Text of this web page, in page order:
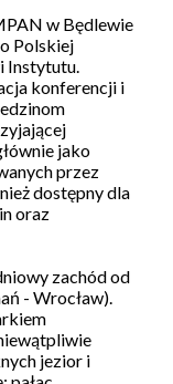
w Będlewie
Polskiej
Instytutu.
konferencji i
jako
przez
dostępny dla
oraz
zachód od
- Wrocław).
jezior i